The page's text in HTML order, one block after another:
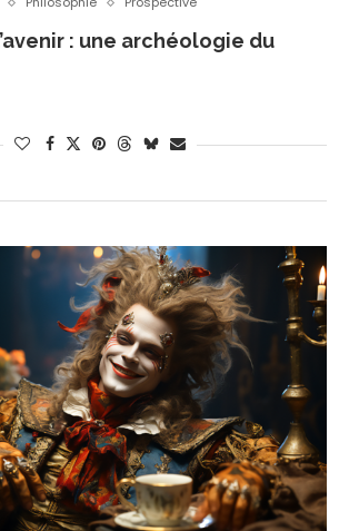
: une archéologie du